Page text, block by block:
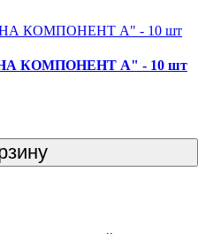
КОМПОНЕНТ А" - 10 шт